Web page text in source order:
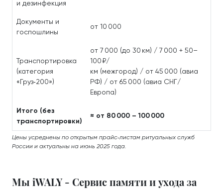
и дезинфекция
Документы и
госпошлины
от 10 000
Транспортировка
(категория
«Груз‑200»)
от 7 000 (до 30 км) / 7 000 + 50–
100 ₽/
км (межгород) / от 45 000 (авиа
РФ) / от 65 000 (авиа СНГ/
Европа)
Итого (без
транспортировки)
≈ от 80 000 – 100 000
Цены усреднены по открытым прайс‑листам ритуальных служб
России и актуальны на июнь 2025 года.
Мы iWALY - Сервис памяти и ухода за